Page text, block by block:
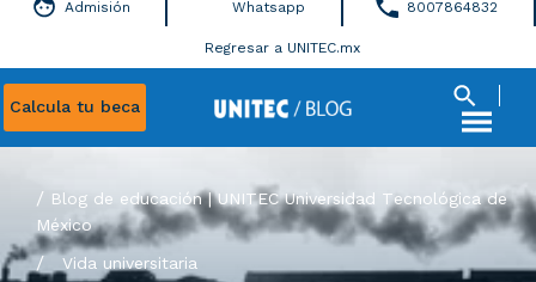
Calcula tu beca
Admisión Whatsapp 8007864832
Regresar a UNITEC.mx
Blog de educación | UNITEC Universidad Tecnológica de
México
/Vida universitaria